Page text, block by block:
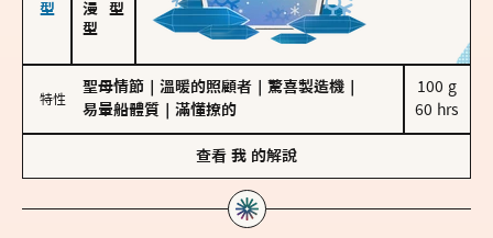
特性
聖母情節 溫暖的照顧者 驚喜製造機
易暈船體質
滿懂撩的
100 g
60 hrs
查看 我 的解說